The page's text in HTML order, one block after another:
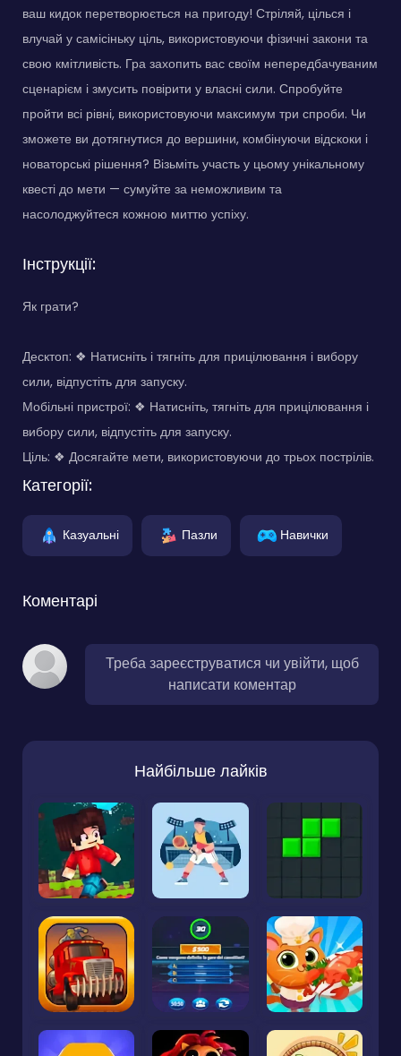
ваш кидок перетворюється на пригоду! Стріляй, цілься і
влучай у самісіньку ціль, використовуючи фізичні закони та
свою кмітливість. Гра захопить вас своїм непередбачуваним
сценарієм і змусить повірити у власні сили. Спробуйте
пройти всі рівні, використовуючи максимум три спроби. Чи
зможете ви дотягнутися до вершини, комбінуючи відскоки і
новаторські рішення? Візьміть участь у цьому унікальному
квесті до мети — сумуйте за неможливим та
насолоджуйтеся кожною миттю успіху.
Інструкції:
Як грати?
Десктоп: ❖ Натисніть і тягніть для прицілювання і вибору
сили, відпустіть для запуску.
Мобільні пристрої: ❖ Натисніть, тягніть для прицілювання і
вибору сили, відпустіть для запуску.
Ціль: ❖ Досягайте мети, використовуючи до трьох пострілів.
Категорії:
Казуальні Пазли Навички
Коментарі
Треба зареєструватися чи увійти, щоб
написати коментар
Найбільше лайків